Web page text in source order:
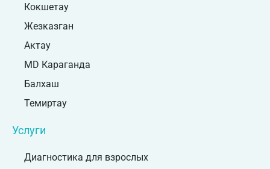
Кокшетау
Жезказган
Актау
MD Караганда
Балхаш
Темиртау
Услуги
Диагностика для взрослых